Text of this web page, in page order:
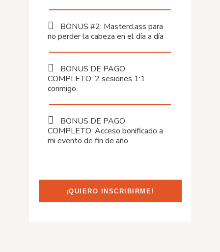
BONUS #2: Masterclass para
no perder la cabeza en el día a día
BONUS DE PAGO
COMPLETO: 2 sesiones 1:1
conmigo.
BONUS DE PAGO
COMPLETO: Acceso bonificado a
mi evento de fin de año
¡QUIERO INSCRIBIRME!